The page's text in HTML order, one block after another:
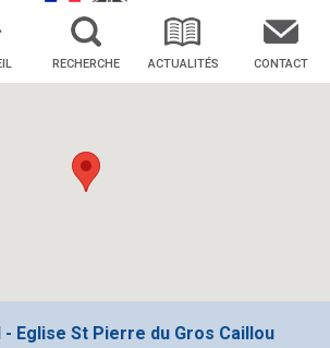
RECHERCHE ACTUALITÉS CONTACT
Eglise St Pierre du Gros Caillou